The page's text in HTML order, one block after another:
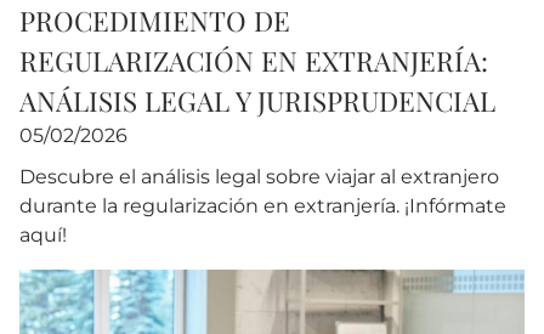
PROCEDIMIENTO DE
REGULARIZACIÓN EN EXTRANJERÍA:
ANÁLISIS LEGAL Y JURISPRUDENCIAL
05/02/2026
Descubre el análisis legal sobre viajar al extranjero
durante la regularización en extranjería. ¡Infórmate
aquí!